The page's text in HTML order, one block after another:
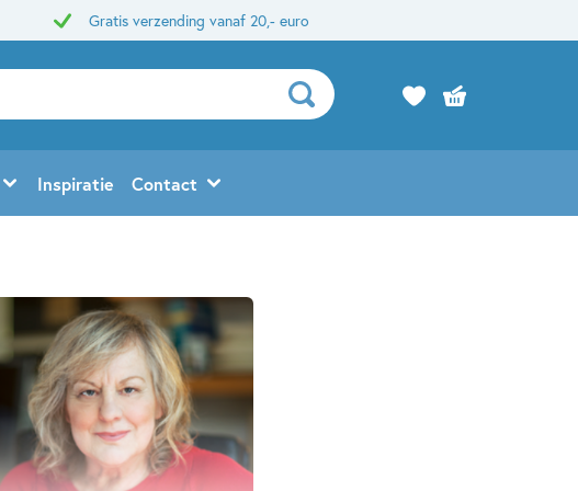
Gratis verzending vanaf 20,- euro
Inspiratie Contact